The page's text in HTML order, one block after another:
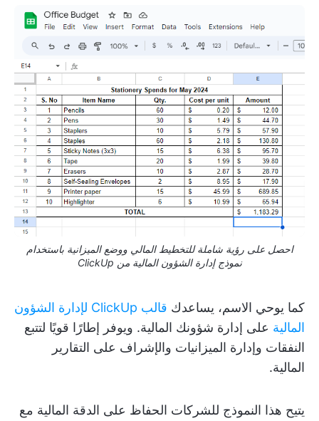
احصل على رؤية شاملة للتخطيط المالي ووضع الميزانية باستخدام
نموذج إدارة الشؤون المالية من ClickUp
كما يوحي الاسم، يساعدك
قالب ClickUp لإدارة الشؤون
المالية على إدارة شؤونك المالية. ويوفر إطارًا قويًا لتتبع
النفقات وإدارة الميزانيات والإشراف على التقارير
المالية.
يتيح هذا النموذج للشركات الحفاظ على الدقة المالية مع